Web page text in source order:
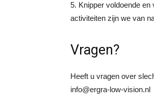
5. Knipper voldoende
activiteiten zijn we van
Vragen?
Heeft u vragen over
info@ergra-low-vision.nl